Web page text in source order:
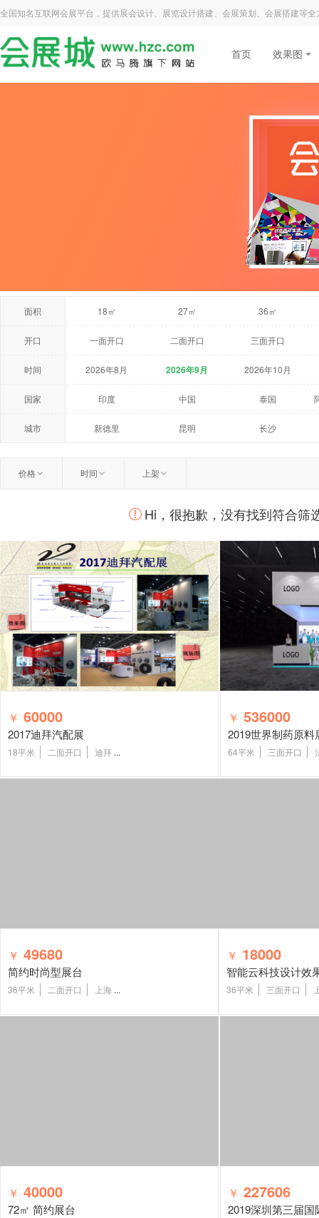
全国知名互联网会展平台，提供展会设计、展览设计搭建、会展策划、会展搭建等
首页 效果图
面积 18㎡ 27㎡ 36㎡
开口 一面开口 二面开口 三面开口
时间 2026年8月 2026年9月 2026年10月
2027年5月 2027年6月 2027年7月
国家 印度 中国 泰国
荷兰 美国 澳大利亚
城市 新德里 昆明 长沙
价格 时间 上架
Hi，很抱歉，没有找到符合筛
￥ 60000
2017迪拜汽配展
18平米 二面开口 迪拜 ...
￥ 536000
64平米 三面开口
￥ 49680
简约时尚型展台
36平米 二面开口 上海 ...
￥ 18000
36平米 三面开口
￥ 40000
72㎡ 简约展台
￥ 227606